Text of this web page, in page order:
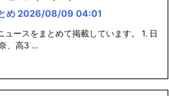
め 2026/08/09 04:01
ュースをまとめて掲載しています。 1. 日
、高3 ...